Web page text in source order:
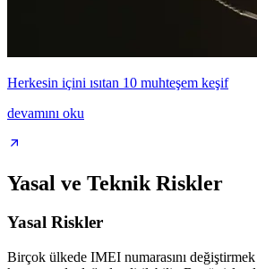
Herkesin içini ısıtan 10 muhteşem keşif
devamını oku
Yasal ve Teknik Riskler
Yasal Riskler
Birçok ülkede IMEI numarasını değiştirmek